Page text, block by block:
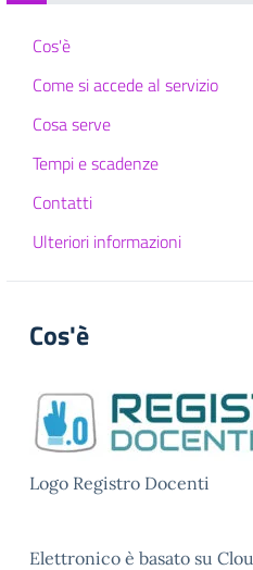
Cos'è
Come si accede al servizio
Cosa serve
Tempi e scadenze
Contatti
Ulteriori informazioni
Cos'è
Logo Registro Docenti
Elettronico è basato su